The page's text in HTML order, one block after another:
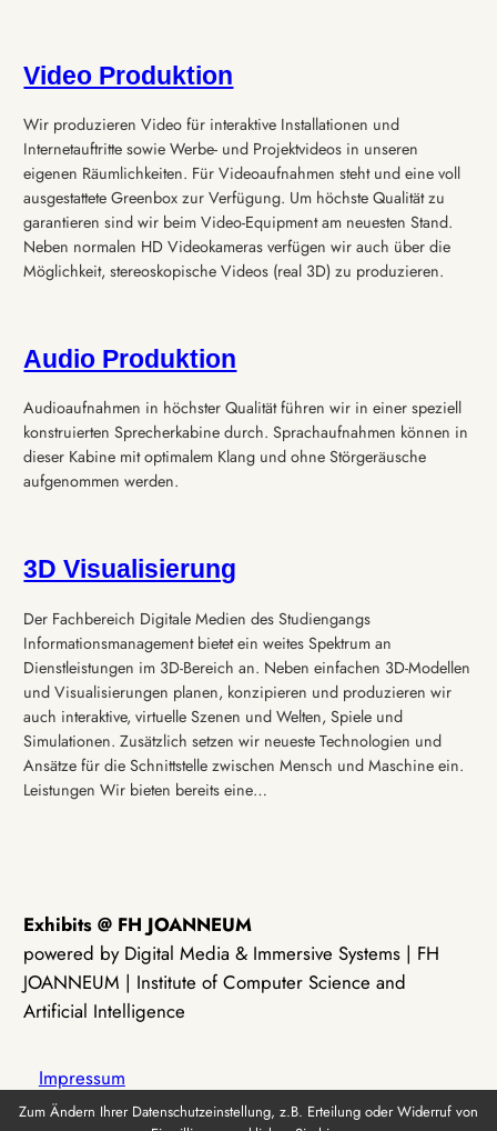
Video Produktion
Wir produzieren Video für interaktive Installationen und
Internetauftritte sowie Werbe- und Projektvideos in unseren
eigenen Räumlichkeiten. Für Videoaufnahmen steht und eine voll
ausgestattete Greenbox zur Verfügung. Um höchste Qualität zu
garantieren sind wir beim Video-Equipment am neuesten Stand.
Neben normalen HD Videokameras verfügen wir auch über die
Möglichkeit, stereoskopische Videos (real 3D) zu produzieren.
Audio Produktion
Audioaufnahmen in höchster Qualität führen wir in einer speziell
konstruierten Sprecherkabine durch. Sprachaufnahmen können in
dieser Kabine mit optimalem Klang und ohne Störgeräusche
aufgenommen werden.
3D Visualisierung
Der Fachbereich Digitale Medien des Studiengangs
Informationsmanagement bietet ein weites Spektrum an
Dienstleistungen im 3D-Bereich an. Neben einfachen 3D-Modellen
und Visualisierungen planen, konzipieren und produzieren wir
auch interaktive, virtuelle Szenen und Welten, Spiele und
Simulationen. Zusätzlich setzen wir neueste Technologien und
Ansätze für die Schnittstelle zwischen Mensch und Maschine ein.
Leistungen Wir bieten bereits eine…
Exhibits @ FH JOANNEUM
powered by Digital Media & Immersive Systems | FH
JOANNEUM | Institute of Computer Science and
Artificial Intelligence
Impressum
Zum Ändern Ihrer Datenschutzeinstellung, z.B. Erteilung oder Widerruf von